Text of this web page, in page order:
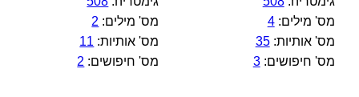
מס' מילים:4
מס' אותיות:35
מס' חיפושים:3
מס' מילים: 2
מס' אותיות: 11
מס' חיפושים: 2